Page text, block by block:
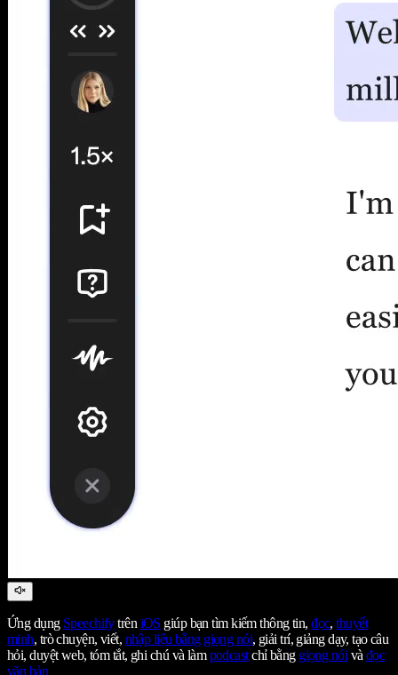
Ứng dụng SpeechifytrêniOS giúp bạn tìm kiếm thông tin,đọc,thuyết
minh, trò chuyện, viết, nhập liệu bằng giọng nói, giải trí, giảng dạy, tạo câu
hỏi, duyệt web, tóm tắt, ghi chú và làmpodcastchỉ bằng giọng nóivàđọc
văn bản